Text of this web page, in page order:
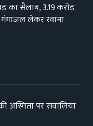
का सैलाब, 3.19 करोड़
लेकर रवाना
अस्मिता पर सवालिया